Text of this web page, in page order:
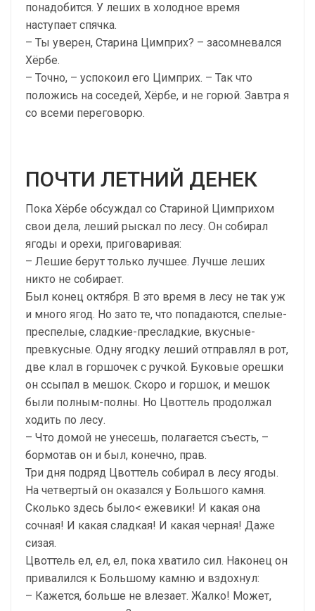
понадобится. У леших в холодное время
наступает спячка.
– Ты уверен, Старина Цимприх? – засомневался
Хёрбе.
– Точно, – успокоил его Цимприх. – Так что
положись на соседей, Хёрбе, и не горюй. Завтра я
со всеми переговорю.
ПОЧТИ ЛЕТНИЙ ДЕНЕК
Пока Хёрбе обсуждал со Стариной Цимприхом
свои дела, леший рыскал по лесу. Он собирал
ягоды и орехи, приговаривая:
– Лешие берут только лучшее. Лучше леших
никто не собирает.
Был конец октября. В это время в лесу не так уж
и много ягод. Но зато те, что попадаются, спелые-
преспелые, сладкие-пресладкие, вкусные-
превкусные. Одну ягодку леший отправлял в рот,
две клал в горшочек с ручкой. Буковые орешки
он ссыпал в мешок. Скоро и горшок, и мешок
были полным-полны. Но Цвоттель продолжал
ходить по лесу.
– Что домой не унесешь, полагается съесть, –
бормотав он и был, конечно, прав.
Три дня подряд Цвоттель собирал в лесу ягоды.
На четвертый он оказался у Большого камня.
Сколько здесь было< ежевики! И какая она
сочная! И какая сладкая! И какая черная! Даже
сизая.
Цвоттель ел, ел, ел, пока хватило сил. Наконец он
привалился к Большому камню и вздохнул:
– Кажется, больше не влезает. Жалко! Может,